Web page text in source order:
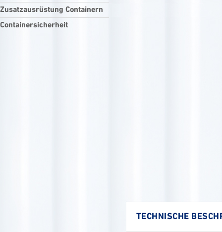
Zusatzausrüstung Containern
Containersicherheit
TECHNISCHE